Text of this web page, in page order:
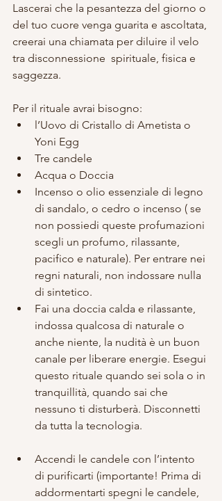
Lascerai che la pesantezza del giorno o
del tuo cuore venga guarita e ascoltata,
creerai una chiamata per diluire il velo
tra disconnessione  spirituale, fisica e
saggezza.
Per il rituale avrai bisogno:
l’Uovo di Cristallo di Ametista o
Yoni Egg
Tre candele
Acqua o Doccia
Incenso o olio essenziale di legno
di sandalo, o cedro o incenso ( se
non possiedi queste profumazioni
scegli un profumo, rilassante,
pacifico e naturale). Per entrare nei
regni naturali, non indossare nulla
di sintetico.
Fai una doccia calda e rilassante,
indossa qualcosa di naturale o
anche niente, la nudità è un buon
canale per liberare energie. Esegui
questo rituale quando sei sola o in
tranquillità, quando sai che
nessuno ti disturberà. Disconnetti
da tutta la tecnologia.
Accendi le candele con l’intento
di purificarti (importante! Prima di
addormentarti spegni le candele,